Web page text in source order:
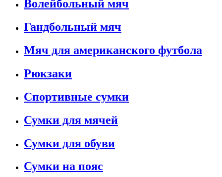
Волейбольный мяч
Гандбольный мяч
Мяч для американского футбола
Рюкзаки
Спортивные сумки
Сумки для мячей
Сумки для обуви
Сумки на пояс